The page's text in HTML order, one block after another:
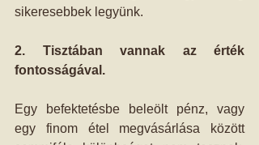
sikeresebbek legyünk.
2. Tisztában vannak az érték
fontosságával.
Egy befektetésbe beleölt pénz, vagy
egy finom étel megvásárlása között